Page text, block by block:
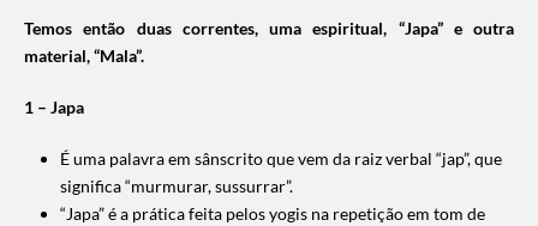
Temos então duas correntes, uma espiritual, “Japa” e outra
material, “Mala”.
1 – Japa
É uma palavra em sânscrito que vem da raiz verbal “jap”, que
significa “murmurar, sussurrar”.
“Japa” é a prática feita pelos yogis na repetição em tom de